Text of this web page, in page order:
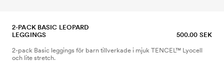
2-PACK BASIC LEOPARD
LEGGINGS
500.00 SEK
2-pack Basic leggings för barn tillverkade i mjuk TENCEL™ Lyocell
och lite stretch.